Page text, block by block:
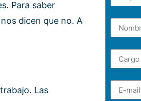
Para saber
dicen que no. A
Las